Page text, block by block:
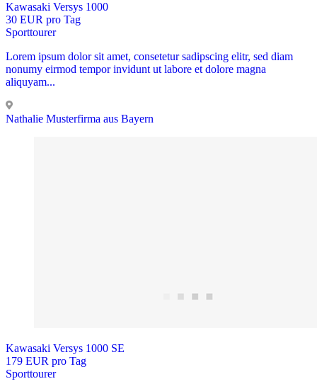
Kawasaki Versys 1000
30 EUR pro Tag
Sporttourer
Lorem ipsum dolor sit amet, consetetur sadipscing elitr, sed diam
nonumy eirmod tempor invidunt ut labore et dolore magna
aliquyam...
Nathalie Musterfirma aus Bayern
Kawasaki Versys 1000 SE
179 EUR pro Tag
Sporttourer